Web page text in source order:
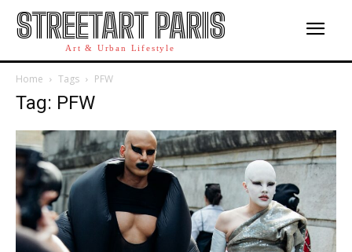
STREETART PARIS
Art & Urban Lifestyle
Home Tags PFW
Tag: PFW